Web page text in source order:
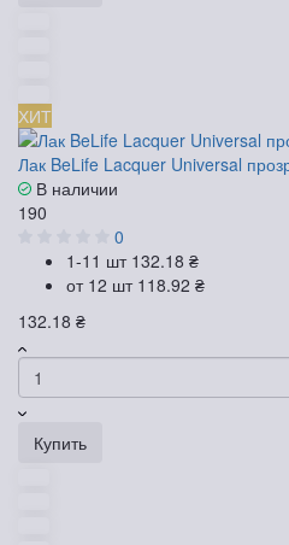
ХИТ
Лак BeLife Lacquer Universal
В наличии
190
0
1-11 шт 132.18 ₴
от 12 шт 118.92 ₴
132.18 ₴
Купить